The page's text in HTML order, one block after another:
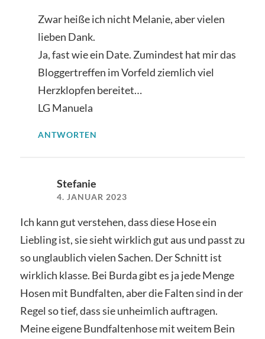
Zwar heiße ich nicht Melanie, aber vielen
lieben Dank.
Ja, fast wie ein Date. Zumindest hat mir das
Bloggertreffen im Vorfeld ziemlich viel
Herzklopfen bereitet…
LG Manuela
ANTWORTEN
Stefanie
4. JANUAR 2023
Ich kann gut verstehen, dass diese Hose ein
Liebling ist, sie sieht wirklich gut aus und passt zu
so unglaublich vielen Sachen. Der Schnitt ist
wirklich klasse. Bei Burda gibt es ja jede Menge
Hosen mit Bundfalten, aber die Falten sind in der
Regel so tief, dass sie unheimlich auftragen.
Meine eigene Bundfaltenhose mit weitem Bein